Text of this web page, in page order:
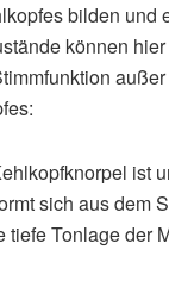
bilden und
können
ist
sich aus dem
tiefe Tonlage der